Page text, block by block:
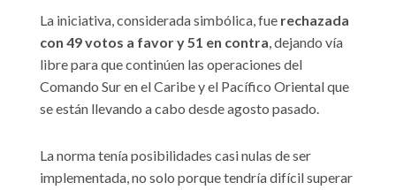
La iniciativa, considerada simbólica, fue rechazada
con 49 votos a favor y 51 en contra, dejando vía
libre para que continúen las operaciones del
Comando Sur en el Caribe y el Pacífico Oriental que
se están llevando a cabo desde agosto pasado.
La norma tenía posibilidades casi nulas de ser
implementada, no solo porque tendría difícil superar